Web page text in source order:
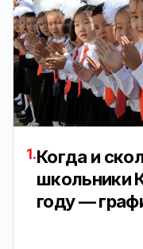
1.Когда и
школьники
году —